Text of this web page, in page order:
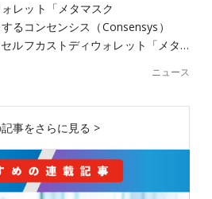
レット「メタマスク
るコンセンシス（Consensys）
ルフカストディウォレット「メタ…
ニュース
事をさらに見る >